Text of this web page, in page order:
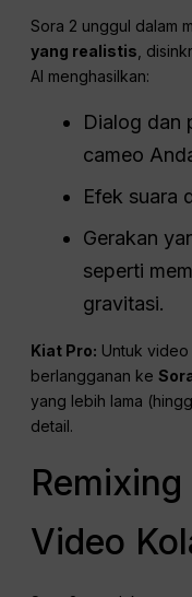
Sora 2 unggul dalam
yang realistis ,
AI menghasilkan:
Dialog dan
cameo
Efek suara
Gerakan
seperti
gravitasi.
Kiat Pro: Untuk video
berlangganan ke
yang lebih lama
detail.
Video